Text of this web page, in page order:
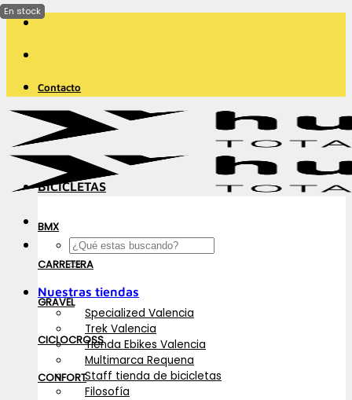
Saltar
contenido
Contacto
Buscar
por:
Nuestras tiendas
Specialized Valencia
Trek Valencia
Tienda Ebikes Valencia
Multimarca Requena
Staff tienda de bicicletas
Filosofía
BICICLETAS
BMX
CARRETERA
GRAVEL
CICLOCROSS
CONFORT